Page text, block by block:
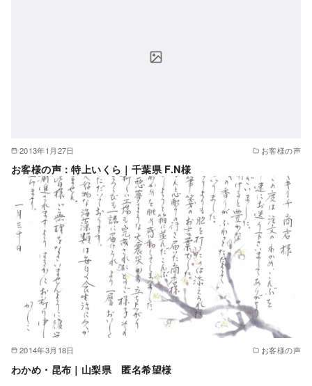
2013年1月27日 お客様の声
お客様の声：特上いくら｜千葉県 F.N様
2014年3月18日 お客様の声
わかめ・昆布｜山梨県 匿名希望様